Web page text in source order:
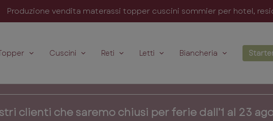
Produzione vendita materassi topper cuscini sommier per hotel,
Cuscini Reti Letti Biancheria
clienti che saremo chiusi per ferie dall’1 al 23